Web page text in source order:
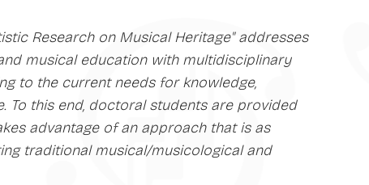
Research on Musical Heritage" addresses
musical education with multidisciplinary
to the current needs for knowledge,
To this end, doctoral students are provided
advantage of an approach that is as
traditional musical/musicological and